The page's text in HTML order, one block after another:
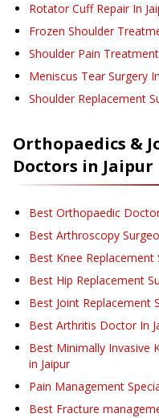
Rotator Cuff Repair In
Frozen Shoulder
Shoulder Pain Treatment
Meniscus Tear Surgery
Shoulder Replacement
Orthopaedics &
Doctors in Jaipur
Best Orthopaedic
Best Arthroscopy
Best Knee Replacement
Best Hip Replacement
Best Joint Replacement
Best Arthritis Doctor In
Best Minimally Invasive
in Jaipur
Pain Management
Best Fracture